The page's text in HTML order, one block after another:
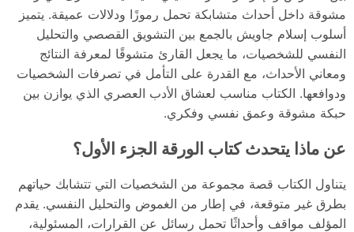
مشوقة داخل أحداث متشابكة تحمل رموزًا ودلالات عميقة. يتميز
أسلوب إسلام جاويش بالجمع بين التشويق القصصي والتحليل
النفسي للشخصيات، ما يجعل القارئ متشوقًا لمعرفة النتائج
ومعاني الأحداث، مع القدرة على التأمل في تصرفات الشخصيات
ودوافعها. الكتاب مناسب لعشاق الأدب العصري الذي يوازن بين
حبكة مشوقة وعمق نفسي وفكري.
عن ماذا يتحدث كتاب الورقة الجزء الأول؟
يتناول الكتاب قصة مجموعة من الشخصيات التي تتشابك حياتهم
بطرق غير متوقعة، في إطار من الغموض والتحليل النفسي. يقدم
المؤلف مواقف وأحداثًا تحمل رسائل عن القرارات، المسئولية،